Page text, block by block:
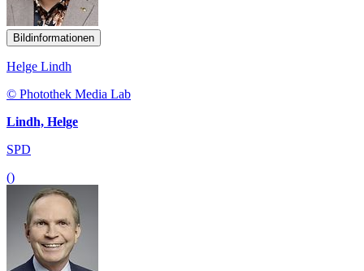
Bildinformationen
Helge Lindh
© Photothek Media Lab
Lindh, Helge
SPD
()